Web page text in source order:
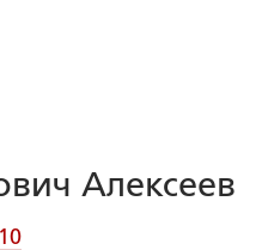
Алексеев
10